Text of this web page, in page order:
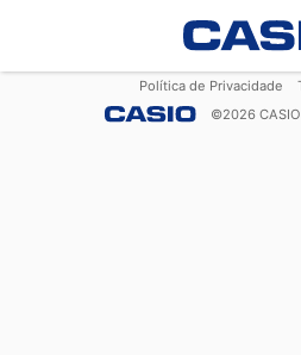
Política de Privacidade
©2026